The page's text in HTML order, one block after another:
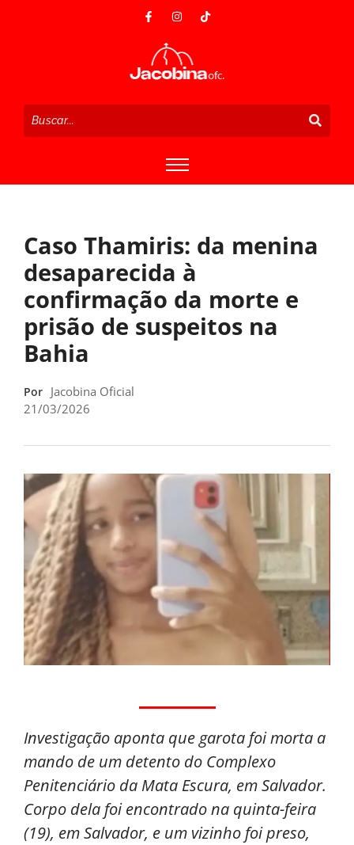
Caso Thamiris: da menina
desaparecida à
confirmação da morte e
prisão de suspeitos na
Bahia
Por Jacobina Oficial
21/03/2026
Investigação aponta que garota foi morta a
mando de um detento do Complexo
Penitenciário da Mata Escura, em Salvador.
Corpo dela foi encontrado na quinta-feira
(19), em Salvador, e um vizinho foi preso,